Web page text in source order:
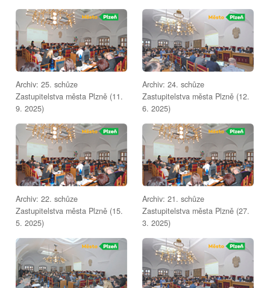
Archiv: 25. schůze
Zastupitelstva města Plzně (11.
9. 2025)
Archiv: 24. schůze
Zastupitelstva města Plzně (12.
6. 2025)
Archiv: 22. schůze
Zastupitelstva města Plzně (15.
5. 2025)
Archiv: 21. schůze
Zastupitelstva města Plzně (27.
3. 2025)